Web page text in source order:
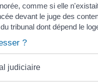
comme si elle
devant le juge des
tribunal dont dépend le
?
judiciaire